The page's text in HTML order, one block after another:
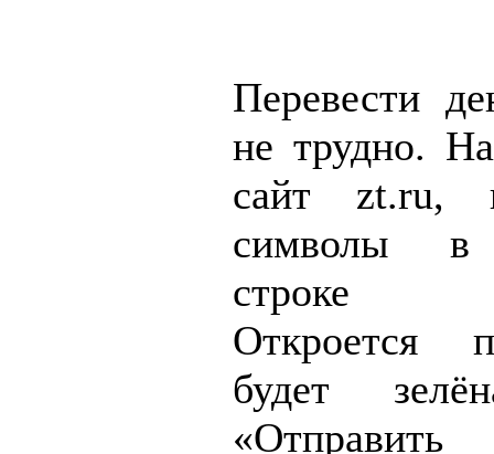
Перевести
не трудно.
сайт zt.ru,
символы в
строке
Откроется
будет